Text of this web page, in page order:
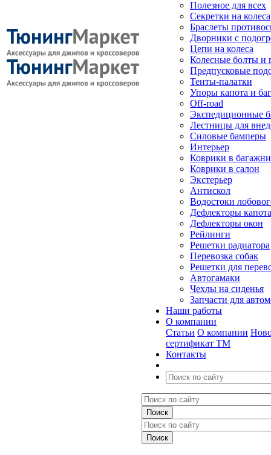
Полезное для всех
Секретки на колеса
Браслеты
Дворники с
Цепи на колеса
Колесные болты и
Предпусковые
Тенты-палатки
Упоры капота и
Off-road
Экспедиционные
Лестницы для
Силовые бамперы
Интерьер
Коврики в
Коврики в салон
Экстерьер
Антискол
Водостоки
Дефлекторы капота
Дефлекторы окон
Рейлинги
Решетки радиатора
Перевозка собак
Решетки для
Автогамаки
Чехлы на сиденья
Запчасти для
Наши работы
О компании
Статьи О компании
сертификат ТМ
Контакты